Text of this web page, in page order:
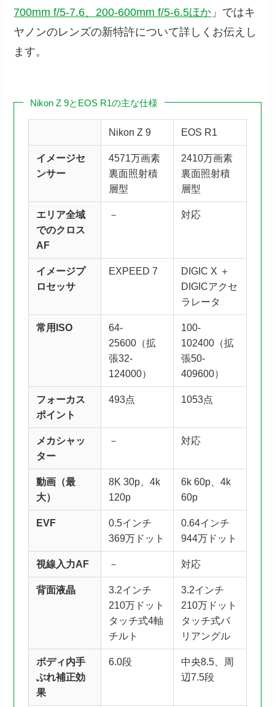
700mm f/5-7.6、200-600mm f/5-6.5ほか 」ではキ
ヤノンのレンズの新特許について詳しくお伝えし
ます。
Nikon Z 9とEOS R1の主な仕様
Nikon Z 9 EOS R1
イメージセ
ンサー
4571万画素
裏面照射積
層型
2410万画素
裏面照射積
層型
エリア全域
でのクロス
AF
－ 対応
イメージプ
ロセッサ
EXPEED 7
DIGIC X ＋
DIGICアクセ
ラレータ
常用ISO
64-
25600（拡
張32-
124000）
100-
102400（拡
張50-
409600）
フォーカス
ポイント
493点 1053点
メカシャッ
ター
－ 対応
動画（最
大）
8K 30p、4k
120p
6k 60p、4k
60p
EVF
0.5インチ
369万ドット
0.64インチ
944万ドット
視線入力AF － 対応
背面液晶
3.2インチ
210万ドット
タッチ式4軸
チルト
3.2インチ
210万ドット
タッチ式バ
リアングル
ボディ内手
ぶれ補正効
果
6.0段
中央8.5、周
辺7.5段